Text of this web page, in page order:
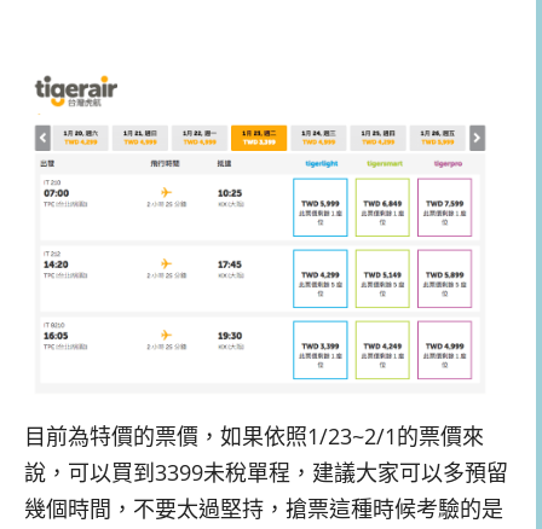
目前為特價的票價，如果依照1/23~2/1的票價來
說，可以買到3399未稅單程，建議大家可以多預留
幾個時間，不要太過堅持，搶票這種時候考驗的是